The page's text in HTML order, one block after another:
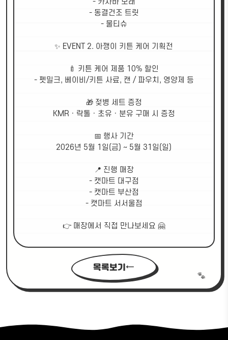
- 동결건조 트릿
- 물티슈
✨ EVENT 2. 아깽이 키튼 케어 기획전
🍼 키튼 케어 제품 10% 할인
- 펫밀크, 베이비/키튼 사료, 캔 / 파우치, 영양제 등
🎁 젖병 세트 증정
KMR · 락톨 · 초유 · 분유 구매 시 증정
📅 행사 기간
2026년 5월 1일(금) ~ 5월 31일(일)
📍 진행 매장
- 캣마트 대구점
- 캣마트 부산점
- 캣마트 서서울점
👉 매장에서 직접 만나보세요 🤗
목록보기